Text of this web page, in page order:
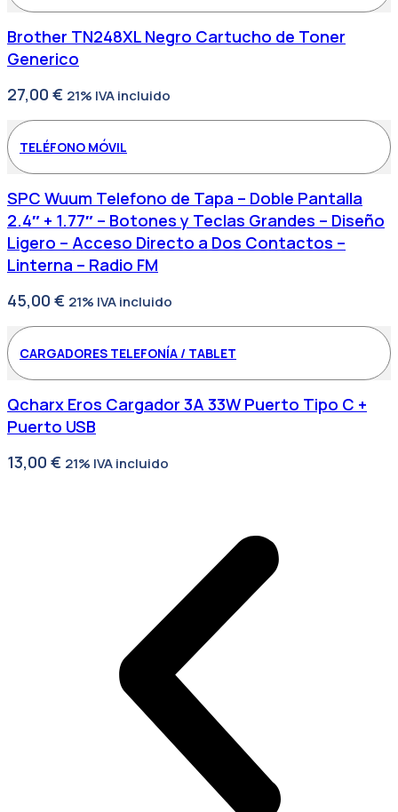
Brother TN248XL Negro Cartucho de Toner
Generico
27,00 € 21% IVA incluido
TELÉFONO MÓVIL
SPC Wuum Telefono de Tapa – Doble Pantalla
2.4″ + 1.77″ – Botones y Teclas Grandes – Diseño
Ligero – Acceso Directo a Dos Contactos –
Linterna – Radio FM
45,00 € 21% IVA incluido
CARGADORES TELEFONÍA / TABLET
Qcharx Eros Cargador 3A 33W Puerto Tipo C +
Puerto USB
13,00 € 21% IVA incluido